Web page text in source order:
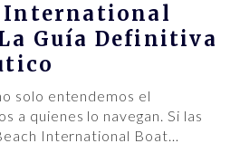
International
Guía Definitiva
solo entendemos el
a quienes lo navegan. Si las
International Boat…